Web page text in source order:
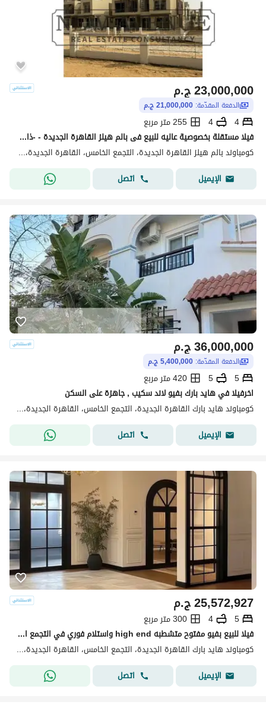
ج.م23,000,000
الدفعة المقدّمة: 21,000,000 ج.م
4
4
255 متر مربع
فيلا مستقلة بخصوصية عاليه للبيع فى بالم هيلز القاهرة الجديدة - -ذات واجهه بحرى - استلام فوري-Palm hills new cairo
كومباوند بالم هيلز القاهرة الجديدة، التجمع الخامس، القاهرة الجديدة، القاهرة
الإيميل
اتصل
ج.م36,000,000
الدفعة المقدّمة: 5,400,000 ج.م
5
5
420 متر مربع
اخرفيلا في هايد بارك بفيو لاند سكيب , جاهزة على السكن
كومباوند هايد بارك القاهرة الجديدة، التجمع الخامس، القاهرة الجديدة، القاهرة
الإيميل
اتصل
ج.م25,572,927
5
4
300 متر مربع
فيلا للبيع بفيو مفتوح متشطبه high end واستلام فوري في التجمع الخامس يجوار AUC
كومباوند هايد بارك القاهرة الجديدة، التجمع الخامس، القاهرة الجديدة، القاهرة
الإيميل
اتصل